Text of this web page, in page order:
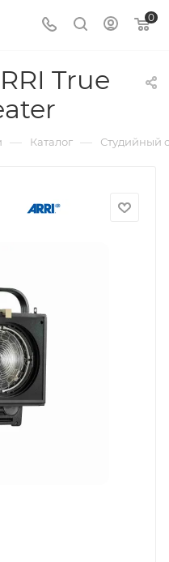
0
True
— Каталог — Студийный